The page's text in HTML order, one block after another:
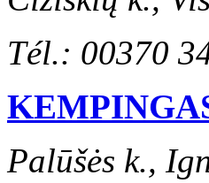
Tél.: 00370
Palūšės k.,